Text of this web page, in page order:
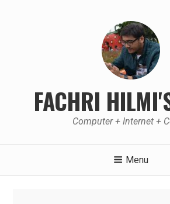
FACHRI
Computer + Internet +
Menu